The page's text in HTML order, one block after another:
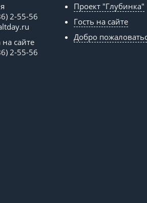
2-55-56
сайте
2-55-56
Проект "Глубинка"
Гость на сайте
Добро